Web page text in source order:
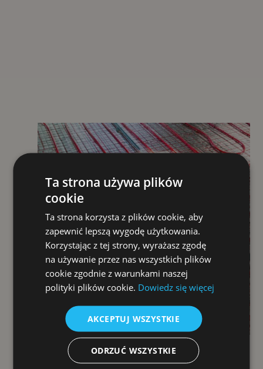
Ta strona używa plików
cookie
Ta strona korzysta z plików cookie, aby
zapewnić lepszą wygodę użytkowania.
Korzystając z tej strony, wyrażasz zgodę
na używanie przez nas wszystkich plików
cookie zgodnie z warunkami naszej
polityki plików cookie. Dowiedz się więcej
AKCEPTUJ WSZYSTKIE
ODRZUĆ WSZYSTKIE